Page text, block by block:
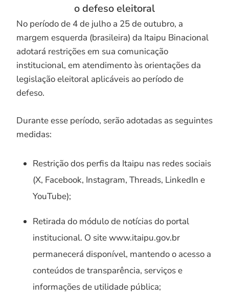
o defeso eleitoral
No período de 4 de julho a 25 de outubro, a
margem esquerda (brasileira) da Itaipu Binacional
adotará restrições em sua comunicação
institucional, em atendimento às orientações da
legislação eleitoral aplicáveis ao período de
defeso.
Durante esse período, serão adotadas as seguintes
medidas:
Restrição dos perfis da Itaipu nas redes sociais
(X, Facebook, Instagram, Threads, LinkedIn e
YouTube);
Retirada do módulo de notícias do portal
institucional. O site www.itaipu.gov.br
permanecerá disponível, mantendo o acesso a
conteúdos de transparência, serviços e
informações de utilidade pública;